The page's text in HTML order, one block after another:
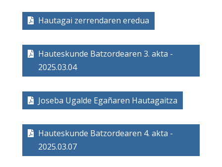
Hautagai zerrendaren eredua
Hauteskunde Batzordearen 3. akta -
2025.03.04
Joseba Ugalde Egañaren Hautagaitza
Hauteskunde Batzordearen 4. akta -
2025.03.07